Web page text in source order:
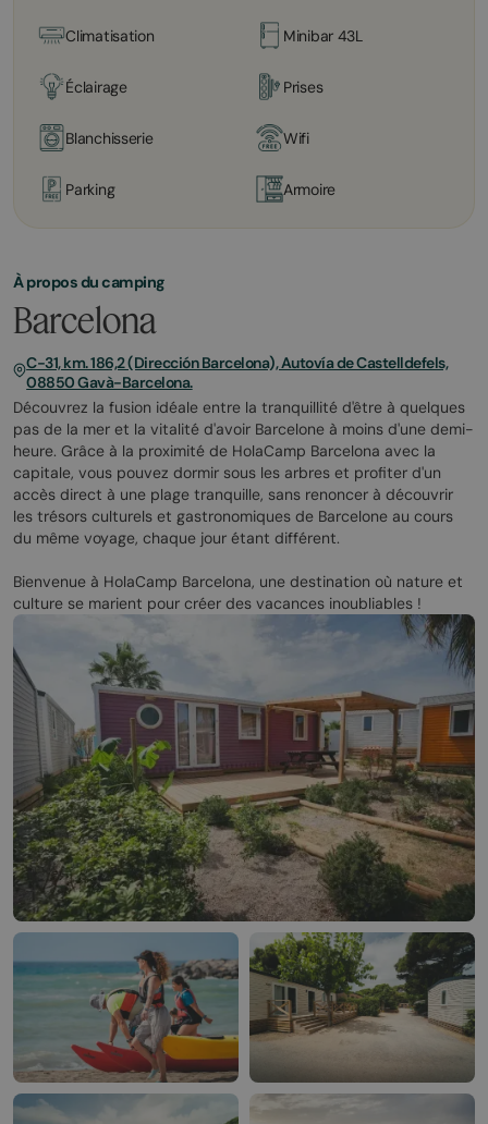
Climatisation Minibar 43L
Éclairage Prises
Blanchisserie Wifi
Parking Armoire
À propos du camping
Barcelona
C-31, km. 186,2 (Dirección Barcelona), Autovía de Castelldefels,
08850 Gavà-Barcelona.
Découvrez la fusion idéale entre la tranquillité d'être à quelques
pas de la mer et la vitalité d'avoir Barcelone à moins d'une demi-
heure. Grâce à la proximité de HolaCamp Barcelona avec la
capitale, vous pouvez dormir sous les arbres et profiter d'un
accès direct à une plage tranquille, sans renoncer à découvrir
les trésors culturels et gastronomiques de Barcelone au cours
du même voyage, chaque jour étant différent.
Bienvenue à HolaCamp Barcelona, une destination où nature et
culture se marient pour créer des vacances inoubliables !